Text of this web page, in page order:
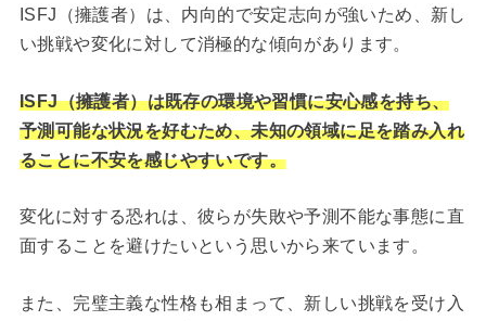
ISFJ（擁護者）は、内向的で安定志向が強いため、新し
い挑戦や変化に対して消極的な傾向があります。
ISFJ（擁護者）は既存の環境や習慣に安心感を持ち、
予測可能な状況を好むため、未知の領域に足を踏み入れ
ることに不安を感じやすいです。
変化に対する恐れは、彼らが失敗や予測不能な事態に直
面することを避けたいという思いから来ています。
また、完璧主義な性格も相まって、新しい挑戦を受け入